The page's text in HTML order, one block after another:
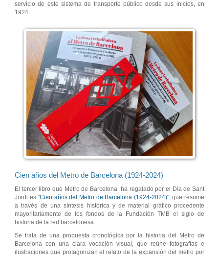
servicio de este sistema de transporte público desde sus inicios, en
1924.
Cien años del Metro de Barcelona (1924-2024)
El tercer libro que Metro de Barcelona ha regalado por el Día de Sant
Jordi es "Cien años del Metro de Barcelona (1924-2024)", que resume
a través de una síntesis histórica y de material gráfico procedente
mayoritariamente de los fondos de la Fundación TMB el siglo de
historia de la red barcelonesa.
Se trata de una propuesta cronológica por la historia del Metro de
Barcelona con una clara vocación visual, que reúne fotografías e
ilustraciones que protagonizan el relato de la expansión del metro por